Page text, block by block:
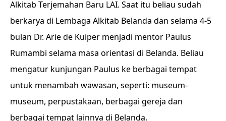
Alkitab Terjemahan Baru LAI. Saat itu beliau sudah
berkarya di Lembaga Alkitab Belanda dan selama 4-5
bulan Dr. Arie de Kuiper menjadi mentor Paulus
Rumambi selama masa orientasi di Belanda. Beliau
mengatur kunjungan Paulus ke berbagai tempat
untuk menambah wawasan, seperti: museum-
museum, perpustakaan, berbagai gereja dan
berbagai tempat lainnya di Belanda.